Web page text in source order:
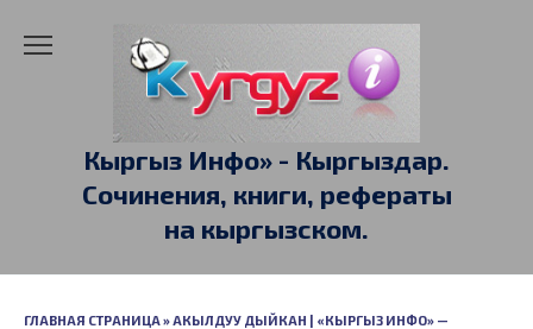
Кыргыз Инфо» - Кыргыздар.
Сочинения, книги, рефераты
на кыргызском.
ГЛАВНАЯ СТРАНИЦА»АКЫЛДУУ ДЫЙКАН | «КЫРГЫЗ ИНФО» —